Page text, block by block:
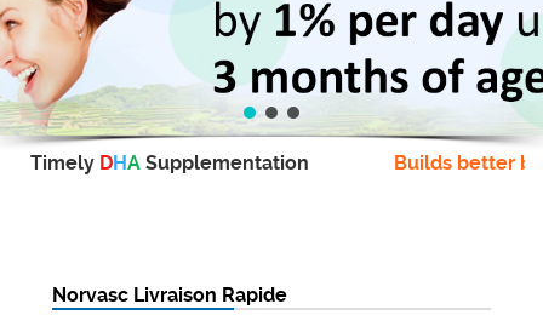
Timely DHA Supplementation Builds better
Norvasc Livraison Rapide